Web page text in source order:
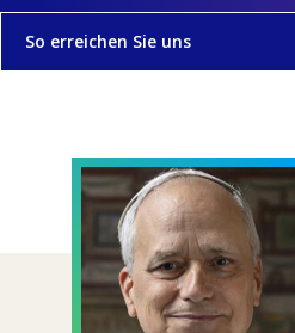
So erreichen Sie uns